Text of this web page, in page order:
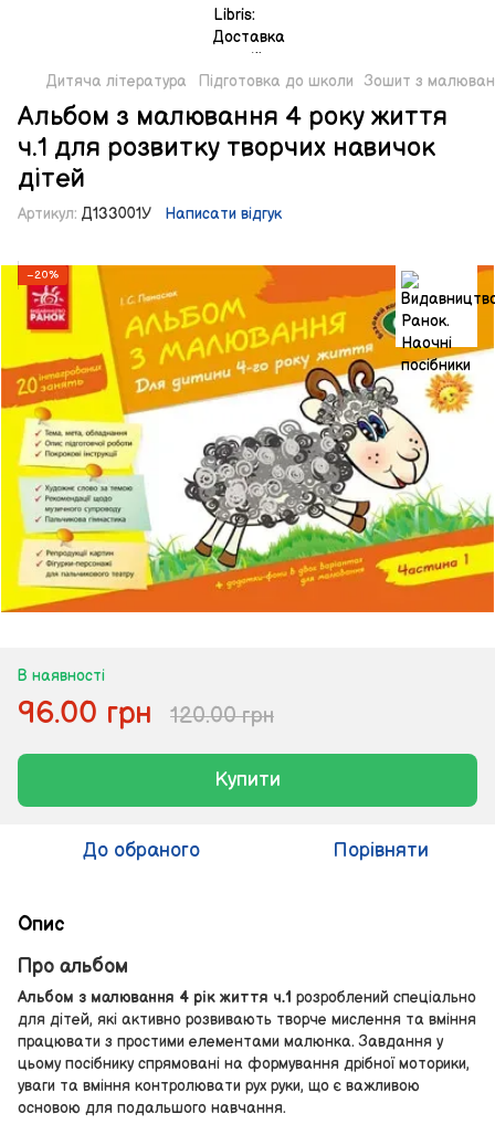
Дитяча література Підготовка до школи Зошит з
Альбом з малювання 4 року життя
ч.1 для розвитку творчих навичок
дітей
Артикул: Д133001У Написати відгук
−20%
В наявності
96.00 грн 120.00 грн
Купити
До обраного Порівняти
Опис
Про альбом
Альбом з малювання 4 рік життя ч.1 розроблений спеціально
для дітей, які активно розвивають творче мислення та вміння
працювати з простими елементами малюнка. Завдання у
цьому посібнику спрямовані на формування дрібної моторики,
уваги та вміння контролювати рух руки, що є важливою
основою для подальшого навчання.